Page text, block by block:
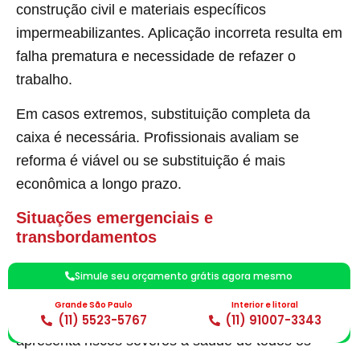
construção civil e materiais específicos
impermeabilizantes. Aplicação incorreta resulta em
falha prematura e necessidade de refazer o
trabalho.
Em casos extremos, substituição completa da
caixa é necessária. Profissionais avaliam se
reforma é viável ou se substituição é mais
econômica a longo prazo.
Situações emergenciais e
transbordamentos
Quando a caixa transborda ou existe backup de
esgoto para dentro do imóvel, trata-se de
emergência sanitária. Exposição a esgoto bruto
apresenta riscos severos à saúde de todos os
Simule seu orçamento grátis agora mesmo
Grande São Paulo
(11) 5523-5767
Interior e litoral
(11) 91007-3343